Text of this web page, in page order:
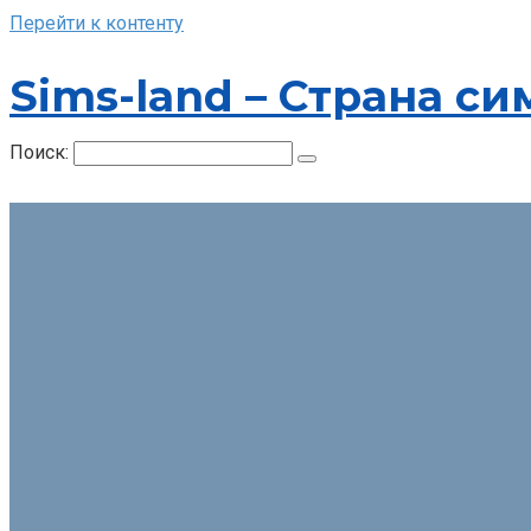
Перейти к контенту
Sims-land – Страна
Поиск: